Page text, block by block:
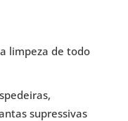
limpeza de todo
supressivas